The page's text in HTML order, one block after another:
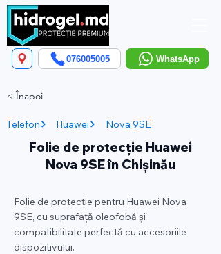
WhatsApp
076005005
< Înapoi
Telefon Huawei Nova 9SE
Folie de protecție Huawei
Nova 9SE în Chișinău
Folie de protecție pentru Huawei Nova
9SE, cu suprafață oleofobă și
compatibilitate perfectă cu accesoriile
dispozitivului.